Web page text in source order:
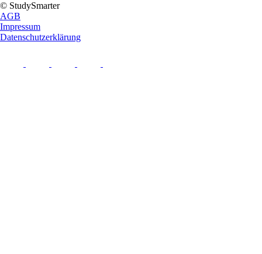
© StudySmarter
AGB
Impressum
Datenschutzerklärung